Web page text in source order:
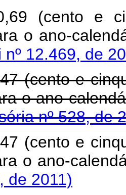
(cento e
para o
12.469, de
(cento e
o ano-
nº 528, de
(cento e
o ano-
de 2011)